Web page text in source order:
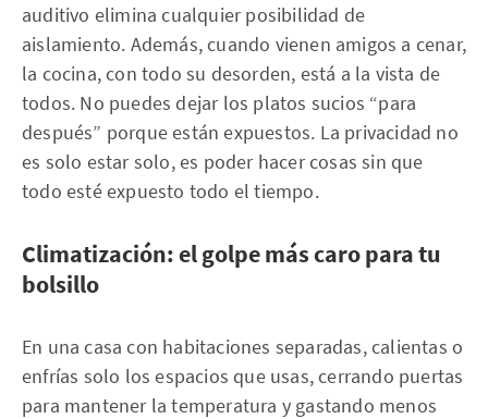
auditivo elimina cualquier posibilidad de
aislamiento. Además, cuando vienen amigos a cenar,
la cocina, con todo su desorden, está a la vista de
todos. No puedes dejar los platos sucios “para
después” porque están expuestos. La privacidad no
es solo estar solo, es poder hacer cosas sin que
todo esté expuesto todo el tiempo.
Climatización: el golpe más caro para tu
bolsillo
En una casa con habitaciones separadas, calientas o
enfrías solo los espacios que usas, cerrando puertas
para mantener la temperatura y gastando menos